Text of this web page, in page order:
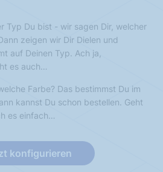
Typ Du bist - wir sagen Dir, welcher
zeigen wir Dir Dielen und
auf Deinen Typ. Ach ja,
es auch…
Farbe? Das bestimmst Du im
kannst Du schon bestellen. Geht
es einfach…
konfigurieren